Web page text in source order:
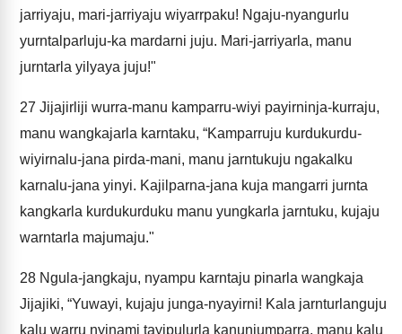
jarriyaju, mari-jarriyaju wiyarrpaku! Ngaju-nyangurlu
yurntalparluju-ka mardarni juju. Mari-jarriyarla, manu
jurntarla yilyaya juju!"
27 Jijajirliji wurra-manu kamparru-wiyi payirninja-kurraju,
manu wangkajarla karntaku, “Kamparruju kurdukurdu-
wiyirnalu-jana pirda-mani, manu jarntukuju ngakalku
karnalu-jana yinyi. Kajilparna-jana kuja mangarri jurnta
kangkarla kurdukurduku manu yungkarla jarntuku, kujaju
warntarla majumaju."
28 Ngula-jangkaju, nyampu karntaju pinarla wangkaja
Jijajiki, “Yuwayi, kujaju junga-nyayirni! Kala jarnturlanguju
kalu warru nyinami tayipulurla kanunjumparra, manu kalu